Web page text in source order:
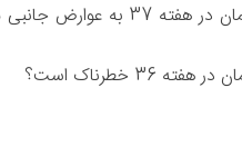
در این مقطع کامل شده و زایمان خطری ندارد. اما در بسیاری
است؟